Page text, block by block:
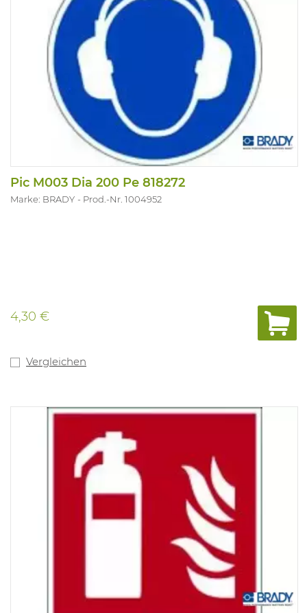
Pic M003 Dia 200 Pe 818272
Marke: BRADY Prod.-Nr. 1004952
4,30 €
Vergleichen